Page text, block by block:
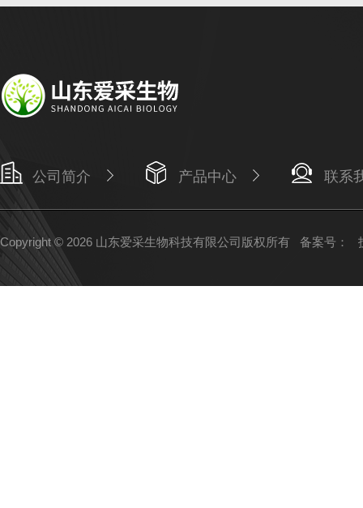
公司简介 产品中心 联系
Copyright © 2026 山东爱采生物科技有限公司版权所有 备案号：